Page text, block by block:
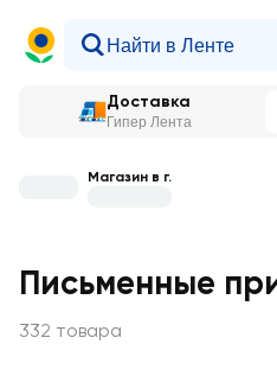
Доставка
Гипер Лента
Магазин в г.
Письменные
332 товара